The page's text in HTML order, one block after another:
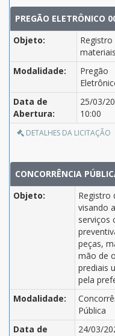
PREGÃO ELETRÔNICO
Objeto:
Modalidade:
Pregão
Data de
Abertura:
25/03/
10:00
DETALHES DA LICITAÇÃO
CONCORRÊNCIA
Objeto:
Registro
visando
serviços
peças,
mão de
prediais
pela
Modalidade:
Pública
Data de
24/03/